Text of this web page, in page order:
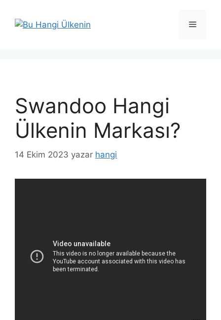
Menü
Swandoo Hangi
Ülkenin Markası?
14 Ekim 2023 yazar hangi